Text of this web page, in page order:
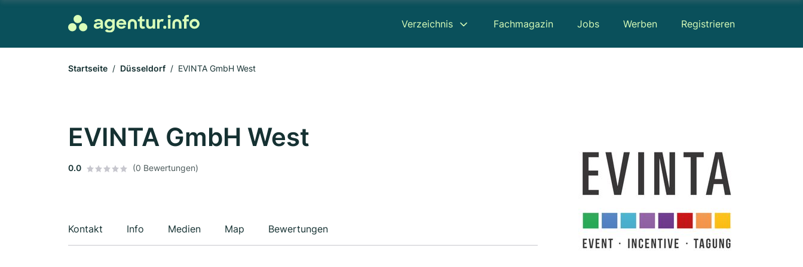
Verzeichnis Fachmagazin Jobs Werben Registrieren
Startseite Düsseldorf EVINTA GmbH West
EVINTA GmbH West
0.0 (0 Bewertungen)
Kontakt Info Medien Map Bewertungen